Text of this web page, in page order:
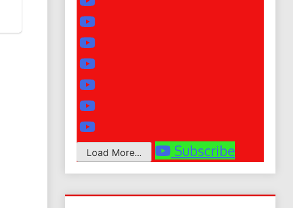
Load More... Subscribe